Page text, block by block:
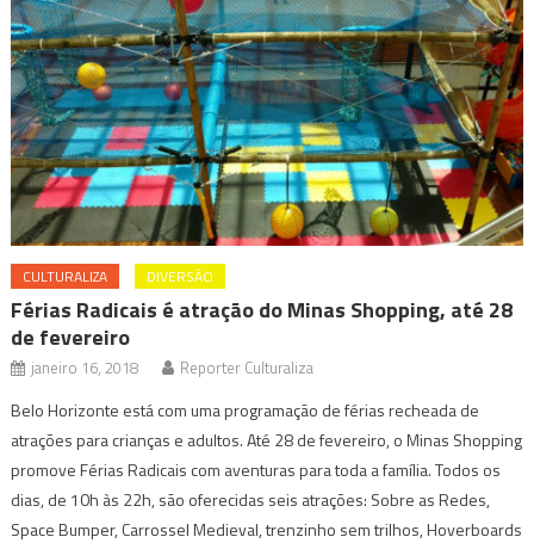
CULTURALIZA DIVERSÃO
Férias Radicais é atração do Minas Shopping, até 28
de fevereiro
janeiro 16, 2018 Reporter Culturaliza
Belo Horizonte está com uma programação de férias recheada de
atrações para crianças e adultos. Até 28 de fevereiro, o Minas Shopping
promove Férias Radicais com aventuras para toda a família. Todos os
dias, de 10h às 22h, são oferecidas seis atrações: Sobre as Redes,
Space Bumper, Carrossel Medieval, trenzinho sem trilhos, Hoverboards